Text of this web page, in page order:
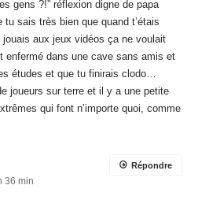
min
Perez Répondre